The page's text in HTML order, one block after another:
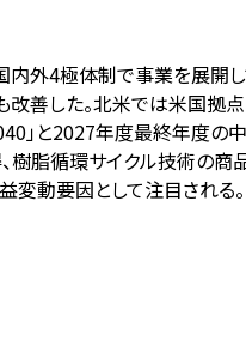
内外4極体制で事業を展開
した。北米では米国拠
」と2027年度最終年度の
循環サイクル技術の商品
変動要因として注目される。